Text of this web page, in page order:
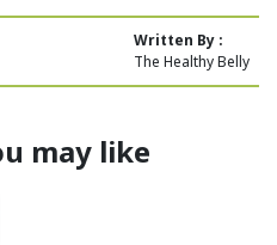
Written By :
The Healthy Belly
may like